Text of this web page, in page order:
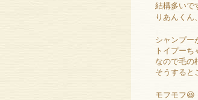
結構多いで
りあんくん
シャンプー
トイプー
なので毛の
そうすると
モフモフ😆